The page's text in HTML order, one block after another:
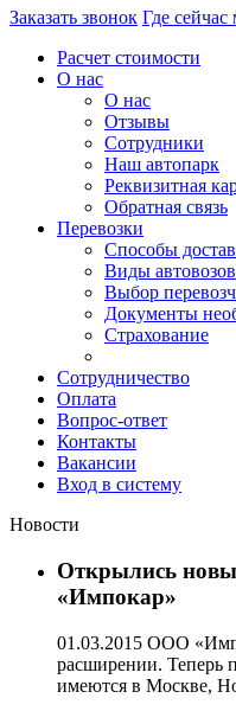
Заказать звонок Где сейчас
Расчет стоимости
О нас
О нас
Отзывы
Сотрудники
Наш автопарк
Реквизитная
Обратная связь
Перевозки
Способы
Виды автовозов
Выбор
Документы
Страхование
Сотрудничество
Оплата
Вопрос-ответ
Контакты
Вакансии
Вход в систему
Новости
Открылись
«Импокар»
01.03.2015 ООО
расширении. Теперь
имеются в Москве,